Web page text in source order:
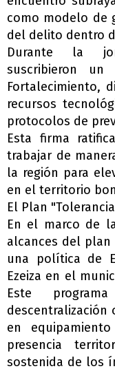
como modelo de
del delito dentro
Durante la
suscribieron un
Fortalecimiento,
recursos
protocolos de
Esta firma
trabajar de
la región para
en el territorio
El Plan
En el marco de
alcances del plan
una política de
Ezeiza en el
Este
descentralización
en
presencia
sostenida de los